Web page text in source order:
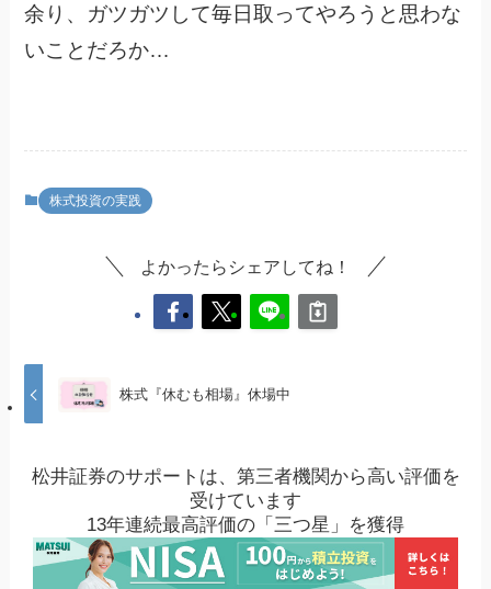
余り、ガツガツして毎日取ってやろうと思わな
いことだろか…
株式投資の実践
よかったらシェアしてね！
株式『休むも相場』休場中
松井証券のサポートは、第三者機関から高い評価を
受けています
13年連続最高評価の「三つ星」を獲得